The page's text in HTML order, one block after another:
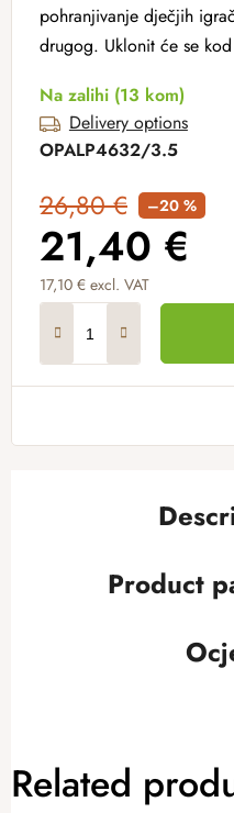
pohranjivanje dječjih
drugog. Uklonit će se
Na zalihi (13 kom)
Delivery options
OPALP4632/3.5
26,80 € –20 %
21,40 €
17,10 € excl. VAT
Product
Related